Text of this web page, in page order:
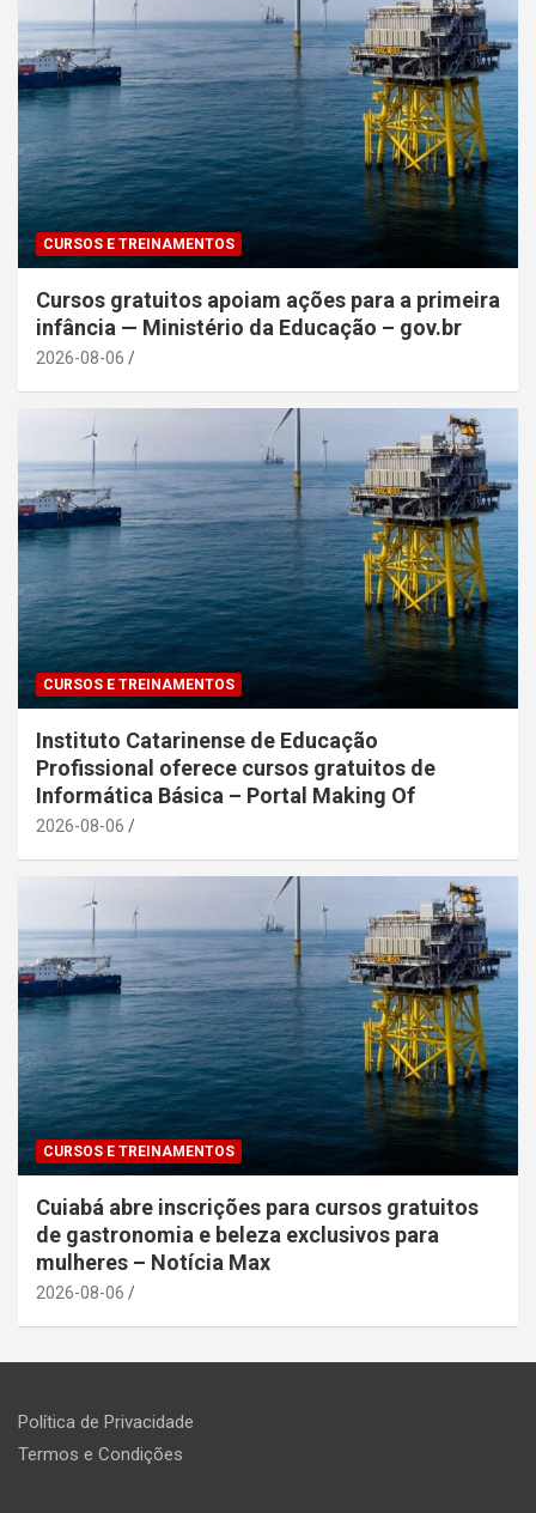
CURSOS E TREINAMENTOS
Cursos gratuitos apoiam ações para a primeira
infância — Ministério da Educação – gov.br
2026-08-06
CURSOS E TREINAMENTOS
Instituto Catarinense de Educação
Profissional oferece cursos gratuitos de
Informática Básica – Portal Making Of
2026-08-06
CURSOS E TREINAMENTOS
Cuiabá abre inscrições para cursos gratuitos
de gastronomia e beleza exclusivos para
mulheres – Notícia Max
2026-08-06
Política de Privacidade
Termos e Condições